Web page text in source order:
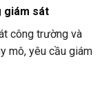
giám sát
công trường và
mô, yêu cầu giám